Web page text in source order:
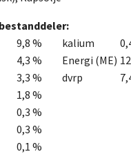
9,8 % kalium
4,3 % Energi (ME)
3,3 % dvrp
1,8 %
0,3 %
0,3 %
0,1 %